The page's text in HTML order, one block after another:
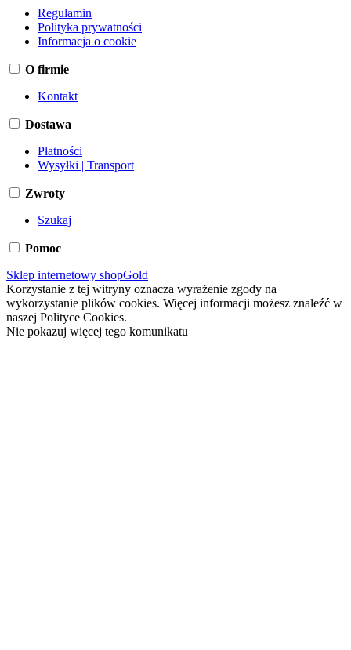
Regulamin
Polityka prywatności
Informacja o cookie
O firmie
Kontakt
Dostawa
Płatności
Wysyłki | Transport
Zwroty
Szukaj
Pomoc
Sklep internetowy shopGold
Korzystanie z tej witryny oznacza wyrażenie zgody na
wykorzystanie plików cookies. Więcej informacji możesz znaleźć w
naszej Polityce Cookies.
Nie pokazuj więcej tego komunikatu